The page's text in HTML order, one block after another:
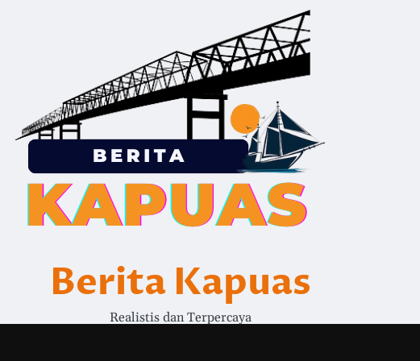
Berita Kapuas
Realistis dan Terpercaya